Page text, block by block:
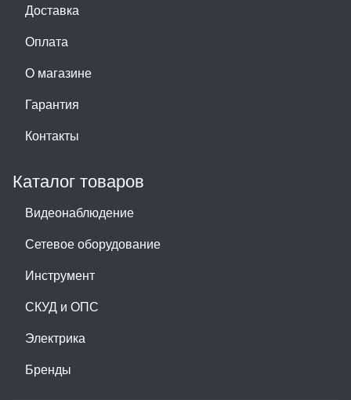
Доставка
Оплата
О магазине
Гарантия
Контакты
Каталог товаров
Видеонаблюдение
Сетевое оборудование
Инструмент
СКУД и ОПС
Электрика
Бренды